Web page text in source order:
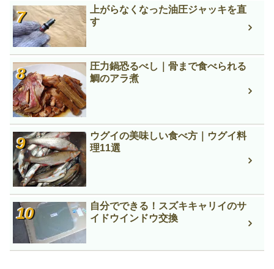
上がらなくなった油圧ジャッキを直
す
圧力鍋恐るべし｜骨まで食べられる
鯛のアラ煮
ウグイの美味しい食べ方｜ウグイ料
理11選
自分でできる！スズキキャリイのサ
イドウインドウ交換